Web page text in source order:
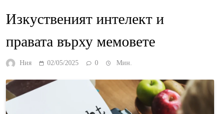
Изкуственият интелект и
правата върху мемовете
Ния 02/05/2025 0 Мин.